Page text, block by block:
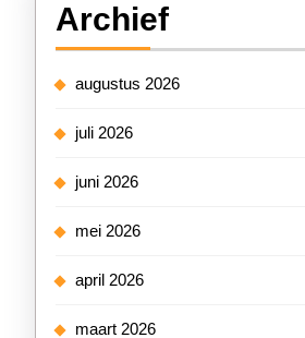
Archief
augustus 2026
juli 2026
juni 2026
mei 2026
april 2026
maart 2026